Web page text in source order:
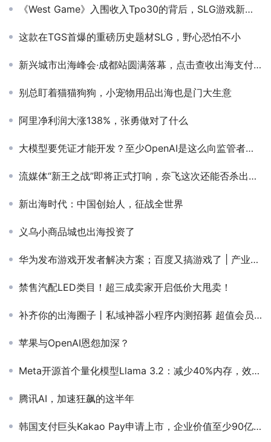
《West Game》入围收入Tpo30的背后，SLG游戏新机会在哪?
这款在TGS首爆的重磅历史题材SLG，野心恐怕不小
新兴城市出海峰会·成都站圆满落幕，点击查收出海支付营销、融资、应用商店实操等一手宝贵经验！
别总盯着猫猫狗狗，小宠物用品出海也是门大生意
阿里净利润大涨138%，张勇做对了什么
大模型要凭证才能开发？至少OpenAI是这么向监管者建议的
流媒体“新王之战”即将正式打响，奈飞这次还能否杀出重围？
新出海时代：中国创始人，征战全世界
义乌小商品城也出海投资了
华为发布游戏开发者解决方案；百度又搞游戏了 | 产业周报
禁售汽配LED类目！超三成卖家开启低价大甩卖！
补齐你的出海圈子丨私域神器小程序内测招募 超值会员免费送
苹果与OpenAI恩怨加深？
Meta开源首个量化模型Llama 3.2：减少40%内存，效率提升2倍以上
腾讯AI，加速狂飙的这半年
韩国支付巨头Kakao Pay申请上市，企业价值至少90亿美元